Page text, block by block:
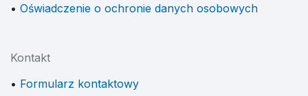
Oświadczenie o ochronie danych osobowych
Kontakt
Formularz kontaktowy